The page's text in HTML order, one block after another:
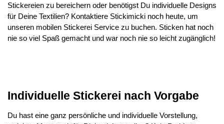
Stickereien zu bereichern oder benötigst Du individuelle Designs
für Deine Textilien? Kontaktiere Stickimicki noch heute, um
unseren mobilen Stickerei Service zu buchen. Sticken hat noch
nie so viel Spaß gemacht und war noch nie so leicht zugänglich!
Individuelle Stickerei nach Vorgabe
Du hast eine ganz persönliche und individuelle Vorstellung,